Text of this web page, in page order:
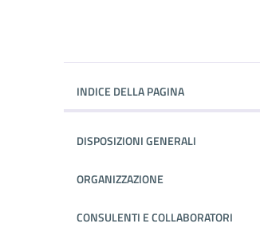
INDICE DELLA PAGINA
DISPOSIZIONI GENERALI
ORGANIZZAZIONE
CONSULENTI E COLLABORATORI